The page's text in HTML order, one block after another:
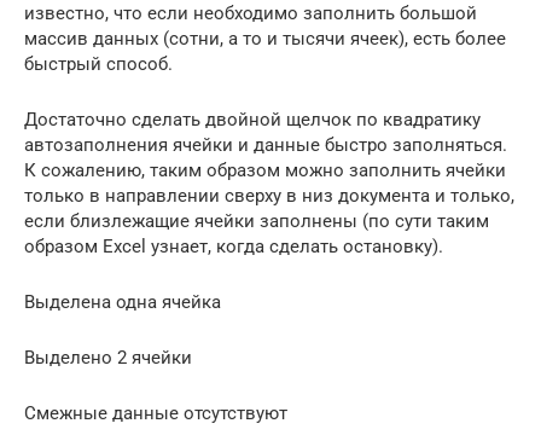
известно, что если необходимо заполнить большой
массив данных (сотни, а то и тысячи ячеек), есть более
быстрый способ.
Достаточно сделать двойной щелчок по квадратику
автозаполнения ячейки и данные быстро заполняться.
К сожалению, таким образом можно заполнить ячейки
только в направлении сверху в низ документа и только,
если близлежащие ячейки заполнены (по сути таким
образом Excel узнает, когда сделать остановку).
Выделена одна ячейка
Выделено 2 ячейки
Смежные данные отсутствуют